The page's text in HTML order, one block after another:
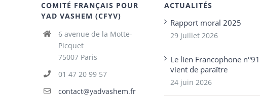
COMITÉ FRANÇAIS POUR
YAD VASHEM (CFYV)
6 avenue de la Motte-
Picquet
75007 Paris
01 47 20 99 57
contact@yadvashem.fr
ACTUALITÉS
Rapport moral 2025
29 juillet 2026
Le lien Francophone n°91
vient de paraître
24 juin 2026